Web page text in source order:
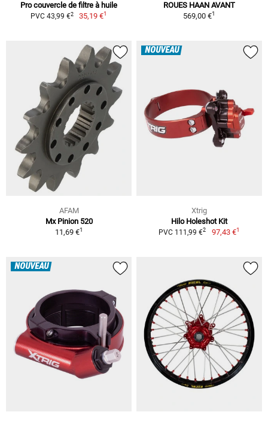
Pro couvercle de filtre à huile
PVC 43,99 €2 35,19 €1
ROUES HAAN AVANT
569,00 €1
AFAM
Mx Pinion 520
11,69 €1
NOUVEAU
Xtrig
Hilo Holeshot Kit
PVC 111,99 €2 97,43 €1
NOUVEAU